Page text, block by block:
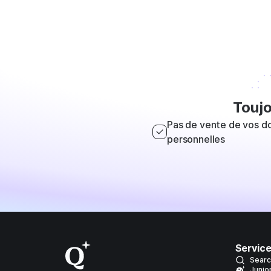
Pas de vente de vos
personnelles